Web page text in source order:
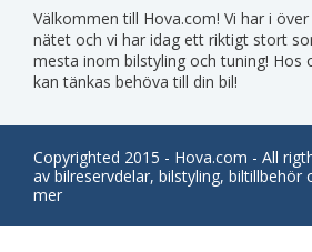
Välkommen till Hova.com! Vi har i
nätet och vi har idag ett riktigt stort
mesta inom bilstyling och tuning! Hos
kan tänkas behöva till din bil!
Copyrighted 2015 - Hova.com - All
av bilreservdelar, bilstyling, biltillbehör
mer